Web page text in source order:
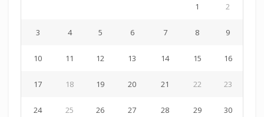
1 2
3 4 5 6 7 8 9
10 11 12 13 14 15 16
17 18 19 20 21 22 23
24 25 26 27 28 29 30